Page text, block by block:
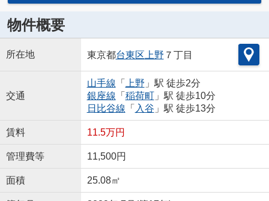
物件概要
所在地 東京都台東区 上野 ７丁目
交通
山手線 「 上野 」駅 徒歩2分
銀座線 「 稲荷町」駅 徒歩10分
日比谷線 「 入谷 」駅 徒歩13分
賃料 11.5万円
管理費等 11,500円
面積 25.08㎡